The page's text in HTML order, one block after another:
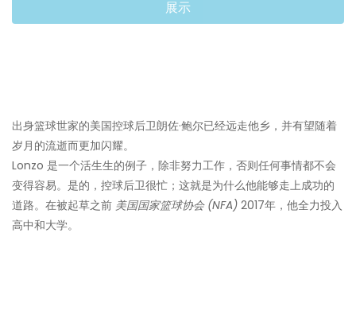
展示
出身篮球世家的美国控球后卫朗佐·鲍尔已经远走他乡，并有望随着
岁月的流逝而更加闪耀。
Lonzo 是一个活生生的例子，除非努力工作，否则任何事情都不会
变得容易。是的，控球后卫很忙；这就是为什么他能够走上成功的
道路。在被起草之前 美国国家篮球协会 (NFA) 2017年，他全力投入
高中和大学。